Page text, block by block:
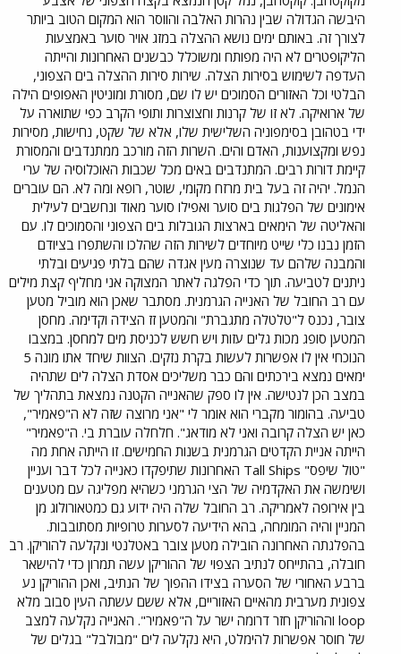
היבשה הגדולה שבין נהרות האלבה והווסר הוא המקום הטוב ביותר
לצורך זה. באותם ימים נושא ההצלה במזג אויר סוער באמצעות
הליקופטרים לא היה מפותח ומשוכלל כבשנים האחרונות והייתה
העדפה לשימוש בסירות הצלה. שירות סירות ההצלה בים הצפוני,
הבלטי וכל האזורים הסמוכים יש לו שם, מסורת ומוניטין האפופים הילה
של ארואיקה. לא זו של קרנות וחצוצרות ותופי הקרב כפי שתוארה על
ידי בטהובן בסימפוניה השלישית שלו, אלא של שקט, נחישות, מסירות
נפש ומקצוענות, האדם והים. השרות הזה מורכב ממתנדבים והמסורת
קיימת דורות רבים. המתנדבים באים מכל שכבות האוכלוסיה של ערי
הנמל. יהיה זה בעל בית מרזח מקומי, שוטר, רופא ומה לא. הם עוברים
אימונים של הפלגות בים סוער ואפילו סוער מאוד ונחשבים לעילית
והאליטה של הימאים בארצות הגובלות בים הצפוני והסמוכים לו. עם
הזמן נבנו כלי שייט מיוחדים לשירות הזה שהלכו והשתפרו בציודם
והמבנה שלהם עד שנוצרה מעין אגדה שהם בלתי פגיעים ובלתי
ניתנים לטביעה. תוך כדי הפלגה לאתר המצוקה אני מחליף קצת מילים
עם רב החובל של האנייה הגרמנית. מסתבר שאכן הוא מוביל מטען
צובר, נכנס ל"טלטלה מתגברת" והמטען זז הצידה וקדימה. מחסן
המטען סופג מכות גלים עזות ויש חשש לכניסת מים למחסן. במצבו
הנוכחי אין לו אפשרות לעשות בקרת נזקים. הצוות שיחד אתו מונה 5
ימאים נמצא בירכתים והם כבר משליכים אסדת הצלה לים שתהיה
במצב הכן לנטישה. אין לו ספק שהאנייה הקטנה נמצאת בתהליך של
טביעה. בהומור מקברי הוא אומר לי "אני מרוצה שזה לא ה"פאמיר",
כאן יש הצלה קרובה ואני לא מודאג". חלחלה עוברת בי. ה"פאמיר"
הייתה אניית הקדטים הגרמנית בשנות החמישים. זו הייתה אחת מה
"טול שיפס" Tall Ships האחרונות שתיפקדו כאנייה לכל דבר ועניין
ושימשה את האקדמיה של הצי הגרמני כשהיא מפליגה עם מטענים
בין אירופה לאמריקה. רב החובל שלה היה ידוע גם כמטאורולוג מן
המניין והיה המומחה, בהא הידיעה לסערות טרופיות מסתובבות.
בהפלגתה האחרונה הובילה מטען צובר באטלנטי ונקלעה להוריקן. רב
חובלה, בהתייחס לנתיב הצפוי של ההוריקן עשה תמרון כדי להישאר
ברבע האחורי של הסערה בצידו ההפוך של הנתיב, ואכן ההוריקן נע
צפונית מערבית מהאיים האזוריים, אלא ששם עשתה העין סבוב מלא
loop וההוריקן חזר דרומה ישר על ה"פאמיר". האנייה נקלעה למצב
של חוסר אפשרות להימלט, היא נקלעה לים "מבולבל" בגלים של